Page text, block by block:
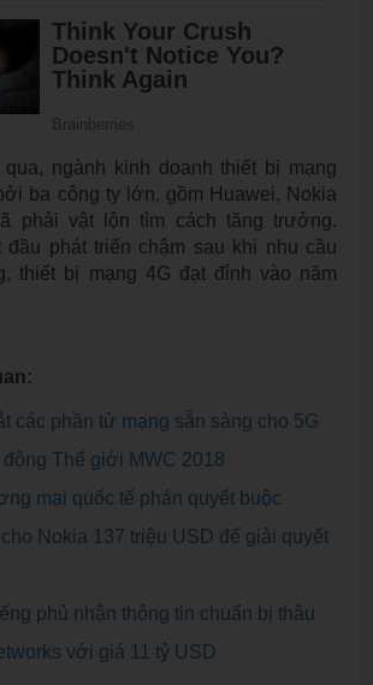
ngành kinh doanh thiết bị mạng
ba công ty lớn, gồm Huawei, Nokia
phải vật lộn tìm cách tăng trưởng.
đầu phát triển chậm sau khi nhu cầu
thiết bị mạng 4G đạt đỉnh vào năm
các phần tử mạng sẵn sàng cho 5G
Thế giới MWC 2018
mại quốc tế phán quyết buộc
Nokia 137 triệu USD để giải quyết
phủ nhận thông tin chuẩn bị thâu
với giá 11 tỷ USD